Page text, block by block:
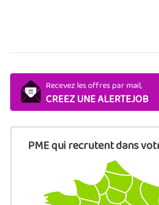
Recevez les offres par mail,
CREEZ UNE ALERTEJOB
PME qui recrutent dans